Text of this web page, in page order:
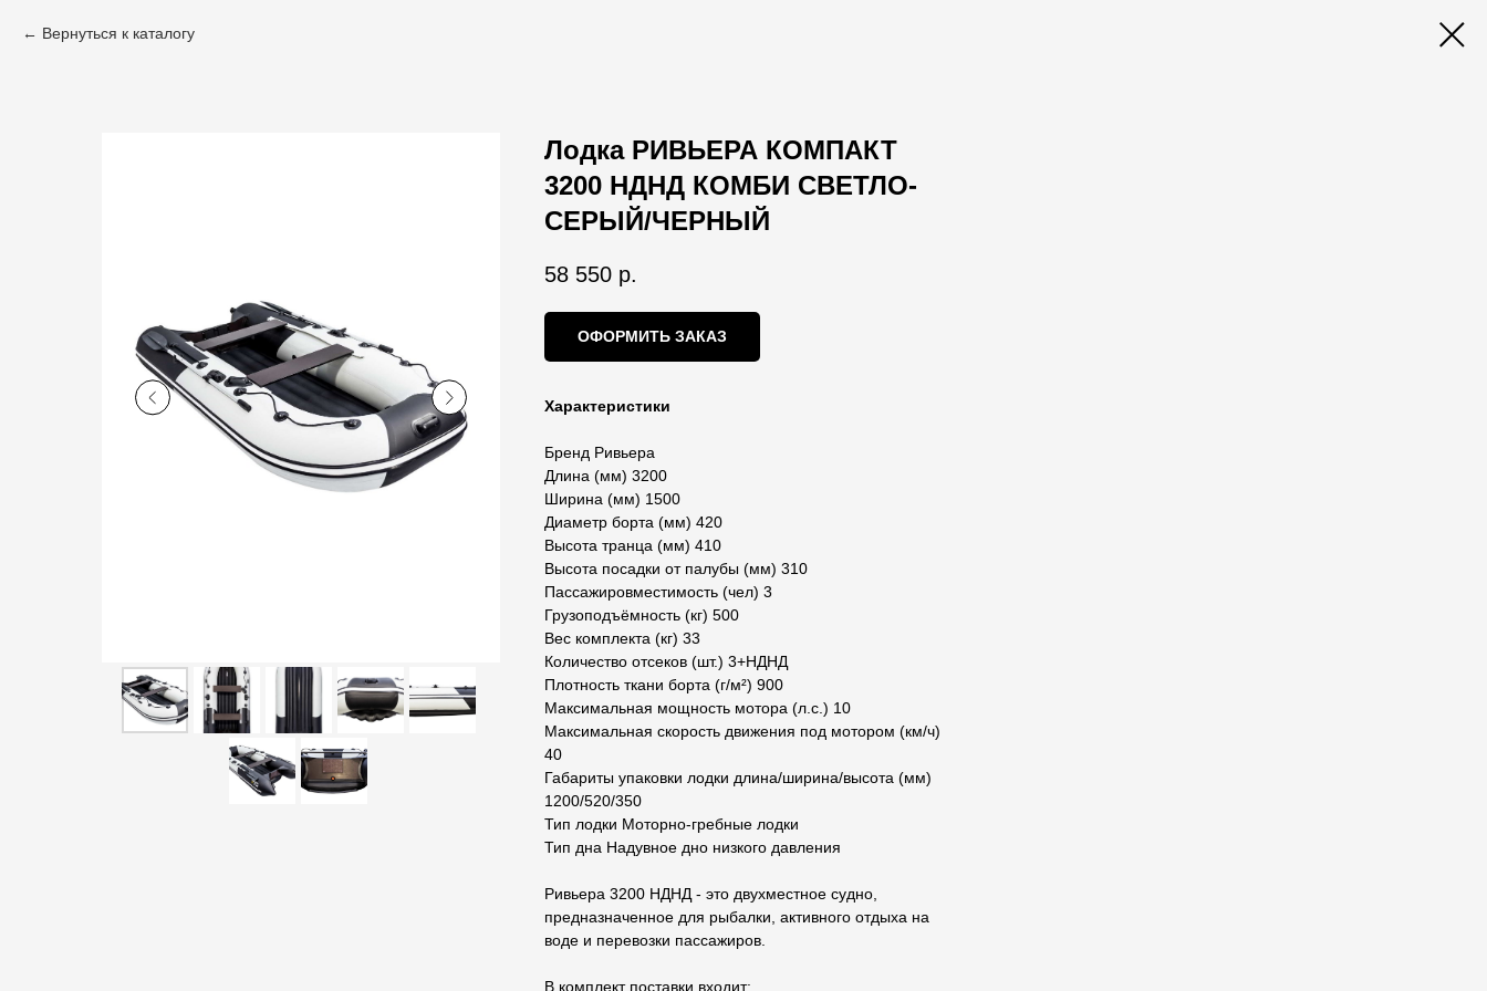
Вернуться к каталогу
Лодка РИВЬЕРА КОМПАКТ
3200 НДНД КОМБИ СВЕТЛО-
СЕРЫЙ/ЧЕРНЫЙ
58 550 р.
ОФОРМИТЬ ЗАКАЗ
Характеристики
Бренд Ривьера
Длина (мм) 3200
Ширина (мм) 1500
Диаметр борта (мм) 420
Высота транца (мм) 410
Высота посадки от палубы (мм) 310
Пассажировместимость (чел) 3
Грузоподъёмность (кг) 500
Вес комплекта (кг) 33
Количество отсеков (шт.) 3+НДНД
Плотность ткани борта (г/м²) 900
Максимальная мощность мотора (л.с.) 10
Максимальная скорость движения под мотором (км/ч)
40
Габариты упаковки лодки длина/ширина/высота (мм)
1200/520/350
Тип лодки Моторно-гребные лодки
Тип дна Надувное дно низкого давления
Ривьера 3200 НДНД - это двухместное судно,
предназначенное для рыбалки, активного отдыха на
воде и перевозки пассажиров.
В комплект поставки входит: